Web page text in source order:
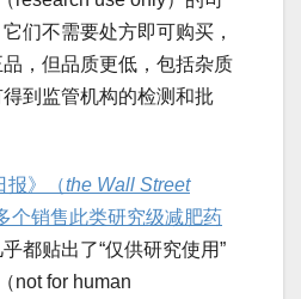
们不需要处方即可购买，
，但品质更低，包括杂质
到监管机构的检测和批
报》（the Wall Street
个销售此类研究级减肥药
都贴出了“仅供研究使用”
not for human